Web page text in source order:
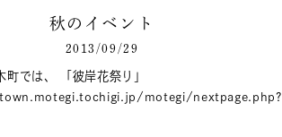
秋のイベント
2013/09/29
町では、 「彼岸花祭り」
motegi/nextpage.php?